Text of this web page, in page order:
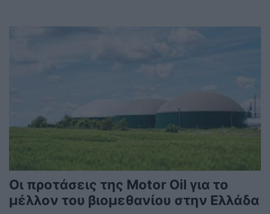
Οι προτάσεις της Motor Oil για το
μέλλον του βιομεθανίου στην Ελλάδα